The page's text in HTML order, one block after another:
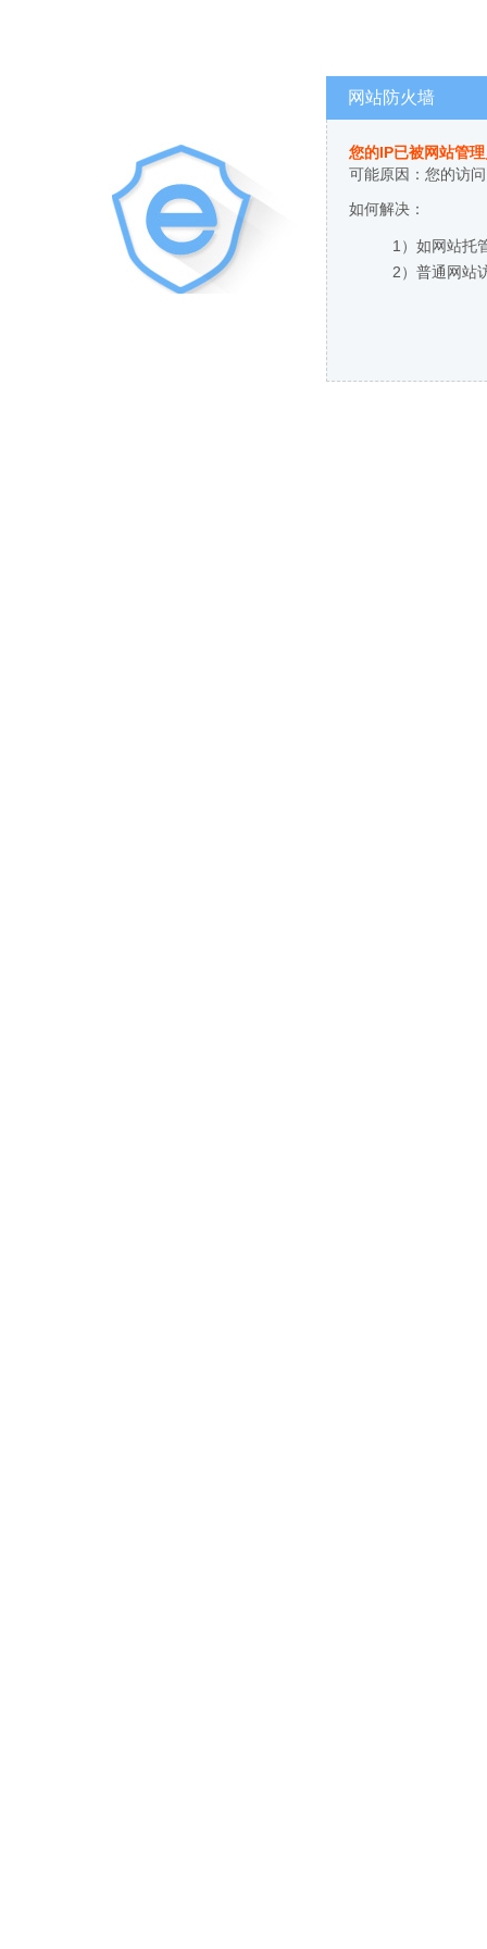
网站防火墙
您的IP已被网站管
可能原因：您的访
如何解决：
1）如网站托
2）普通网站